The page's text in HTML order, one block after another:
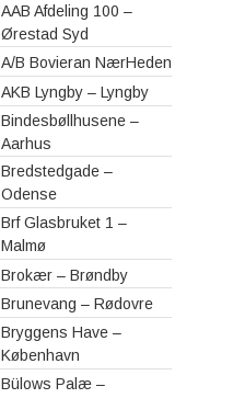
AAB Afdeling 100 –
Ørestad Syd
A/B Bovieran NærHeden
AKB Lyngby – Lyngby
Bindesbøllhusene –
Aarhus
Bredstedgade –
Odense
Brf Glasbruket 1 –
Malmø
Brokær – Brøndby
Brunevang – Rødovre
Bryggens Have –
København
Bülows Palæ –